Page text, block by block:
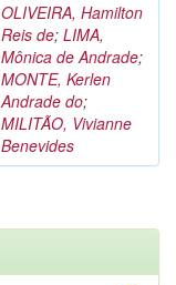
OLIVEIRA, Hamilton
Reis de; LIMA,
Mônica de Andrade;
MONTE, Kerlen
Andrade do;
MILITÃO, Vivianne
Benevides